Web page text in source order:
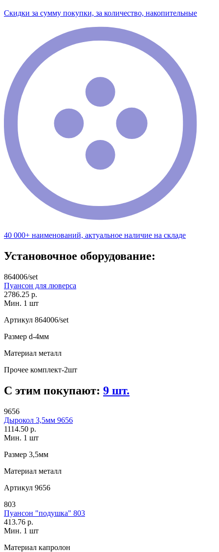
Скидки за сумму покупки, за количество, накопительные
40 000+ наименований, актуальное наличие на складе
Установочное оборудование:
864006/set
Пуансон для люверса
2786.25 р.
Мин. 1 шт
Артикул 864006/set
Размер d-4мм
Материал металл
Прочее комплект-2шт
С этим покупают: 9 шт.
9656
Дырокол 3,5мм 9656
1114.50 р.
Мин. 1 шт
Размер 3,5мм
Материал металл
Артикул 9656
803
Пуансон "подушка" 803
413.76 р.
Мин. 1 шт
Материал капролон